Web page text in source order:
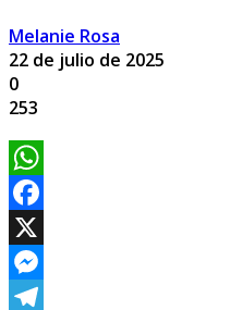
Melanie Rosa
22 de julio de 2025
0
253
WhatsApp
Facebook
X
Messenger